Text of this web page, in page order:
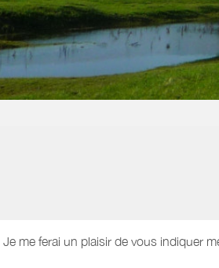
Je me ferai un plaisir de vous indiquer